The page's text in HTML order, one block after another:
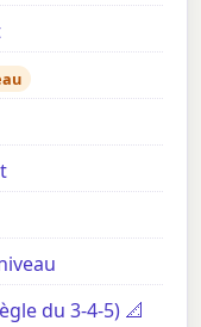
du 3-4-5) 📐